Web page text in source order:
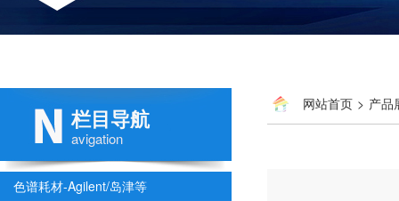
栏目导航
avigation
色谱耗材-Agilent/岛津等
网站首页 > 产品